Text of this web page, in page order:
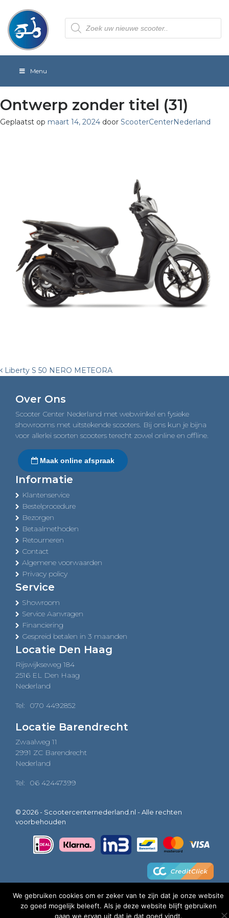
Producten
zoeken
Menu
Ontwerp zonder titel (31)
Geplaatst op maart 14, 2024 door ScooterCenterNederland
Post
navigation
Liberty S 50 NERO METEORA
Over Ons
Scooter Center Nederland met webwinkel en fysieke
showrooms met uitstekende scooters. Bij ons kun je bijna
voor allerlei soorten scooters terecht zowel online en offline.
Maak online afspraak
Informatie
Klantenservice
Bestelprocedure
Bezorgen
Betaalmethoden
Retourneren
Contact
Algemene voorwaarden
Privacy policy
Service
Showroom
Service Aanvragen
Financiering
Gespreid betalen in 3 maanden
Locatie Den Haag
Rijswijkseweg 184
2516 EL Den Haag
Nederland
Tel: 070 4492852
Locatie Barendrecht
Zwaalweg 11
2991 ZC Barendrecht
Nederland
Tel: 06 42447399
© 2026 - Scootercenternederland.nl - Alle rechten
voorbehouden
We gebruiken cookies om er zeker van te zijn dat je onze website
zo goed mogelijk beleeft. Als je deze website blijft gebruiken
gaan we ervan uit dat je dat goed vindt.